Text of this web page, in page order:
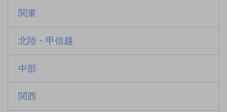
関東
北陸・甲信越
中部
関西